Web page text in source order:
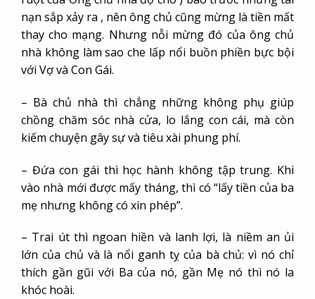
nạn sắp xảy ra , nên ông chủ cũng mừng là tiền mất
thay cho mạng. Nhưng nỗi mừng đó của ông chủ
nhà không làm sao che lấp nổi buồn phiền bực bội
với Vợ và Con Gái.
– Bà chủ nhà thì chẳng những không phụ giúp
chồng chăm sóc nhà cửa, lo lắng con cái, mà còn
kiếm chuyện gây sự và tiêu xài phung phí.
– Đứa con gái thì học hành không tập trung. Khi
vào nhà mới được mấy tháng, thì có “lấy tiền của ba
mẹ nhưng không có xin phép”.
– Trai út thì ngoan hiền và lanh lợi, là niềm an ủi
lớn của chủ và là nổi ganh tỵ của bà chủ: vì nó chỉ
thích gần gũi với Ba của nó, gần Mẹ nó thì nó la
khóc hoài.